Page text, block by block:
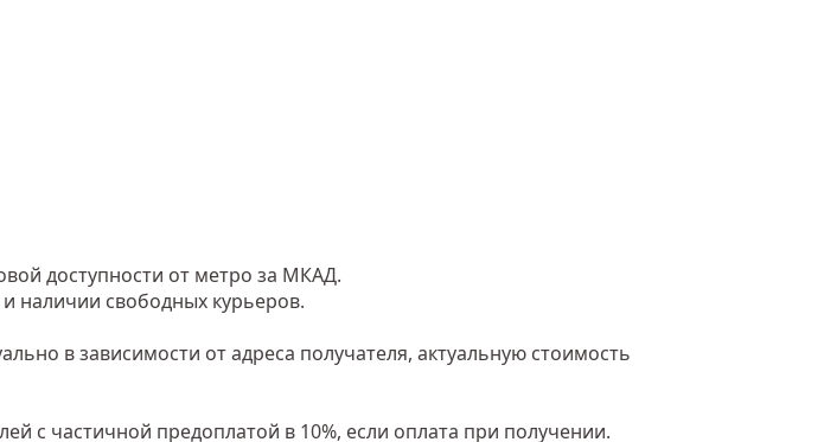
доступности от метро за МКАД.
наличии свободных курьеров.
в зависимости от адреса получателя, актуальную стоимость
с частичной предоплатой в 10%, если оплата при получении.